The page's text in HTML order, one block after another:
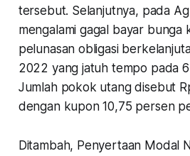
tersebut. Selanjutnya, pada
mengalami gagal bayar bunga
pelunasan obligasi
2022 yang jatuh tempo pada
Jumlah pokok utang disebut
dengan kupon 10,75 persen
Ditambah, Penyertaan Modal